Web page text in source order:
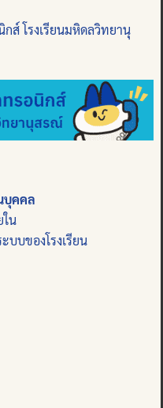
ส์ โรงเรียนมหิดลวิทยานุ
บุคคล
น
บบของโรงเรียน